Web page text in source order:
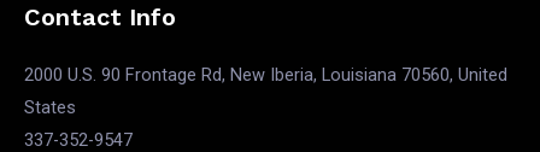
Contact Info
2000 U.S. 90 Frontage Rd, New Iberia, Louisiana 70560, United
States
337-352-9547